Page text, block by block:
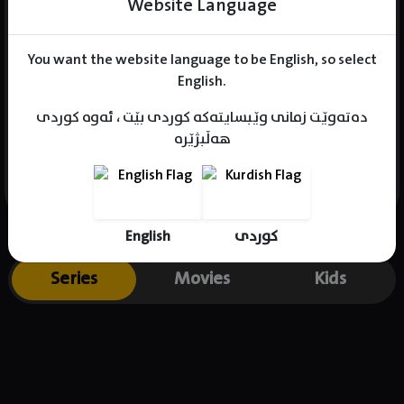
You want the website language to be English, so select
English.
دەتەوێت زمانی وێبسایتەکە کوردی بێت ، ئەوە کوردی
هەڵبژێرە
English کوردی
Name : Cha Young-Hoon
Born :
Place of birth : South Korea
Series Movies Kids